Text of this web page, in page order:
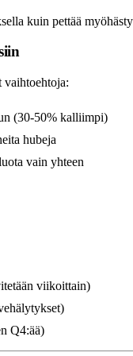
kuin pettää
vaihtoehtoja:
(30-50% kalliimpi)
hubeja
vain yhteen
viikoittain)
Q4:ää)